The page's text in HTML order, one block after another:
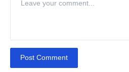
Post Comment